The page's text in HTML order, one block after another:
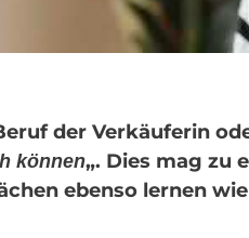
der Verkäuferin
können„. Dies mag zu
ebenso lernen